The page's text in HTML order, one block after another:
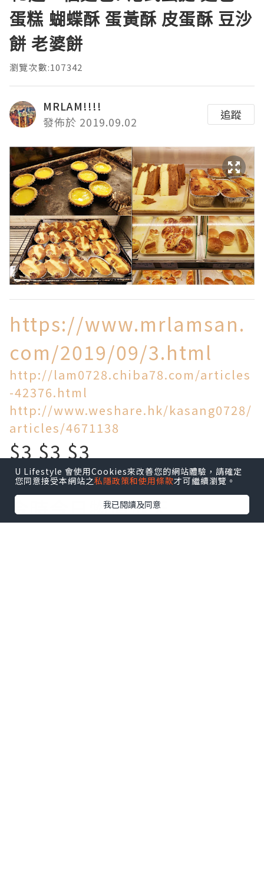
蛋糕 蝴蝶酥 蛋黃酥 皮蛋酥 豆沙
餅 老婆餅
瀏覽次數:107342
MRLAM!!!!
發佈於 2019.09.02
追蹤
https://www.mrlamsan.
com/2019/09/3.html
http://lam0728.chiba78.com/articles
-42376.html
http://www.weshare.hk/kasang0728/
articles/4671138
$3 $3 $3
買到乜!
今時今日物價飛天
U Lifestyle 會使用Cookies來改善您的網站體驗，請確定
您同意接受本網站之私隱政策和使用條款才可繼續瀏覽。
我已閱讀及同意